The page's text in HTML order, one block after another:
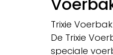
Trixie
De Trixie
speciale